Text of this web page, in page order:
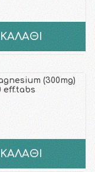
(300mg)
eff.tabs